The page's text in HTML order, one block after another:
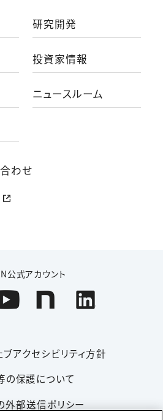
研究開発
投資家情報
ニュースルーム
わせ
公式アカウント
ブアクセシビリティ方針
の保護について
外部送信ポリシー